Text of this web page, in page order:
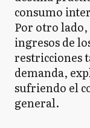
consumo
Por otro
ingresos de
restricciones
demanda,
sufriendo el
general.